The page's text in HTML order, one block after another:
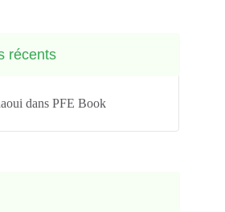
récents
dansPFE Book